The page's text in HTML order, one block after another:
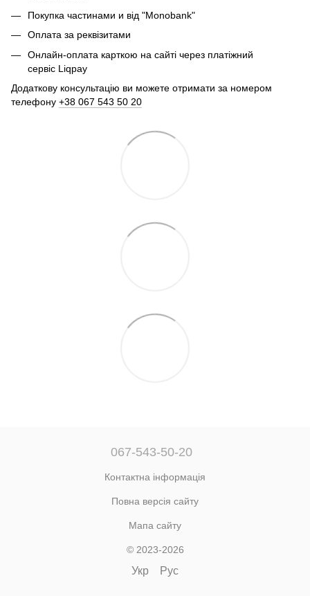
Покупка частинами и від "Monobank"
Оплата за реквізитами
Онлайн-оплата карткою на сайті через платіжний
сервіс Liqpay
Додаткову консультацію ви можете отримати за номером
телефону +38 067 543 50 20
067-543-50-20
Контактна інформація
Повна версія сайту
Мапа сайту
© 2023-2026
Укр Рус